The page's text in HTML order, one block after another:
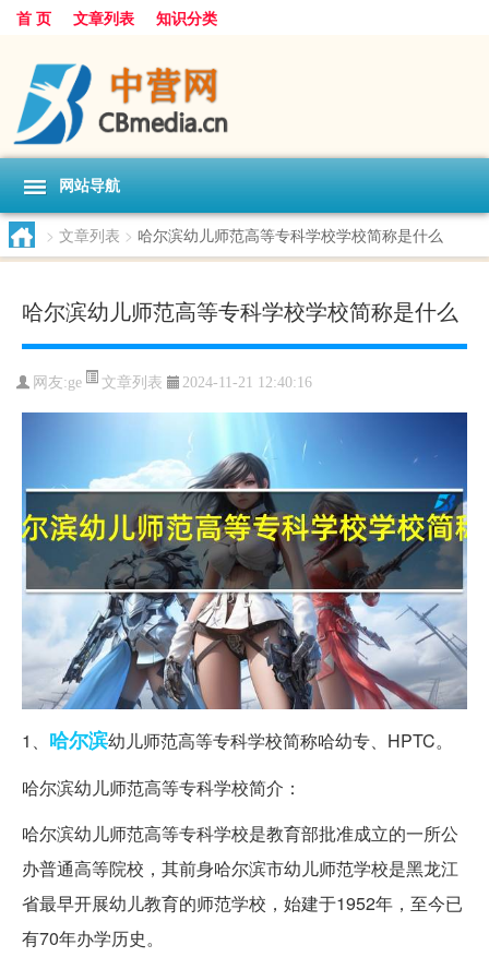
首 页 文章列表 知识分类
网站导航
> 文章列表 > 哈尔滨幼儿师范高等专科学校学校简称是什么
哈尔滨幼儿师范高等专科学校学校简称是什么
网友:ge 文章列表 2024-11-21 12:40:16
1、 哈尔滨幼儿师范高等专科学校简称哈幼专、HPTC。
哈尔滨幼儿师范高等专科学校简介：
哈尔滨幼儿师范高等专科学校是教育部批准成立的一所公
办普通高等院校，其前身哈尔滨市幼儿师范学校是黑龙江
省最早开展幼儿教育的师范学校，始建于1952年，至今已
有70年办学历史。